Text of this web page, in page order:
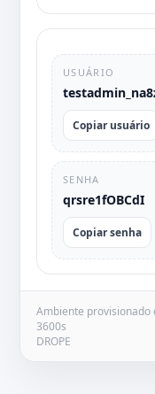
USUÁRIO
Copiar usuário
SENHA
qrsre1fOBCdI
Copiar senha
Ambiente provisionado
3600s
DROPE